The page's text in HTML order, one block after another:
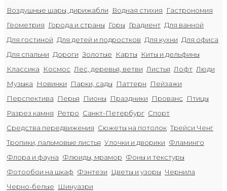
Воздушные шары, дирижабли
Водная стихия
Гастрономия
Геометрия
Города и страны Горы Градиент Для ванной
Для гостиной Для детей и подростков Для кухни Для офиса
Для спальни Дороги Золотые Карты
Киты и дельфины
Классика
Космос Лес, деревья, ветви Листья Лофт Люди
Музыка
Новинки Парки, сады Паттерн
Пейзажи
Перспектива
Перья Пионы Праздники Прованс
Птицы
Разрез камня
Ретро Санкт-Петербург Спорт
Средства передвижения Сюжеты на потолок Трейси Ченг
Тропики, пальмовые листья Улочки и дворики Фламинго
Флора и фауна Флюиды, мрамор Фоны и текстуры
Фотообои на шкаф Фэнтези Цветы и узоры Чернила
Черно-белые
Шинуазри